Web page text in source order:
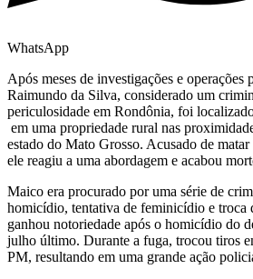
WhatsApp
Após meses de investigações e
Raimundo da Silva, considerado um
periculosidade em Rondônia, foi
em uma propriedade rural nas
estado do Mato Grosso. Acusado de
ele reagiu a uma abordagem e acabou
Maico era procurado por uma série de
homicídio, tentativa de feminicídio e troca
ganhou notoriedade após o homicídio do
julho último. Durante a fuga, trocou tiros
PM, resultando em uma grande ação